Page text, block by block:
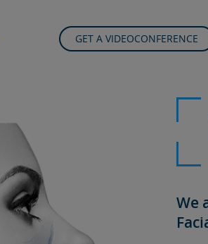
GET A VIDEOCONFERENCE
We